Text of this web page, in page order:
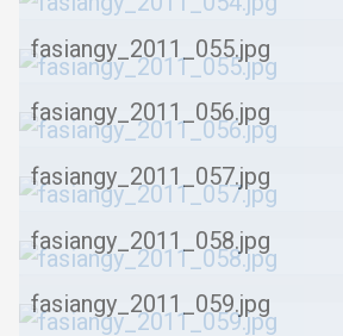
fasiangy_2011_055.jpg
fasiangy_2011_056.jpg
fasiangy_2011_057.jpg
fasiangy_2011_058.jpg
fasiangy_2011_059.jpg